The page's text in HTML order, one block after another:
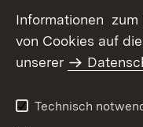
Barrierefreiheit
Informationen zum
von Cookies auf
unserer
Technisch